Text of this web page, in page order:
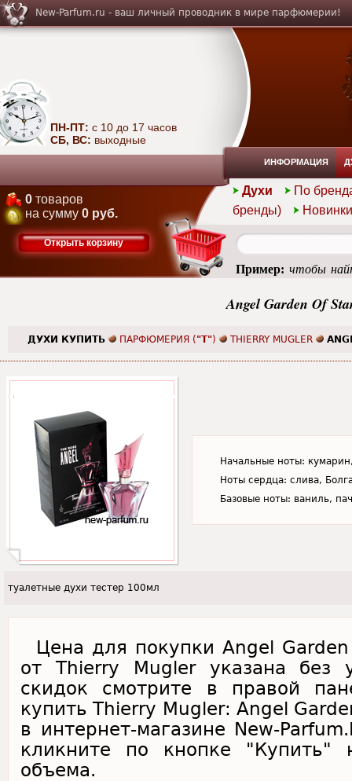
Angel Garden Of
ДУХИ КУПИТЬ ПАРФЮМЕРИЯ ( "T") THIERRY MUGLER
Начальные ноты:
Ноты сердца: слива,
Базовые ноты: ваниль,
туалетные духи тестер 100мл
Цена для покупки Angel
от Thierry Mugler указана без
скидок смотрите в правой
купить Thierry Mugler: Angel
в интернет-магазине New-
кликните по кнопке "Купить"
объема.
New-Parfum.ru - ваш личный проводник в мире парфюмерии!
ПН-ПТ: с 10 до 17 часов
СБ, ВС: выходные
ИНФОРМАЦИЯ
Духи
По
бренды)
Новинки
0 товаров
на сумму 0 руб.
Открыть корзину
Пример: чтобы